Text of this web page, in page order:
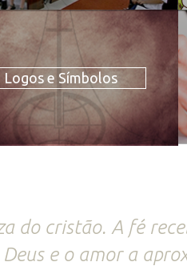
Logos e Símbolos
do cristão. A fé
e o amor a